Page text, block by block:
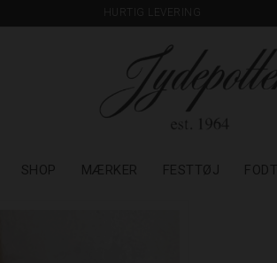
HURTIG LEVERING
SHOP MÆRKER FESTTØJ